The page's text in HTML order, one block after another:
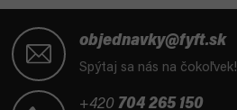
objednavky@fyft.sk
Spýtaj sa nás na čokoľvek!
+420 704 265 150